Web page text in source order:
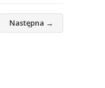
Następna →